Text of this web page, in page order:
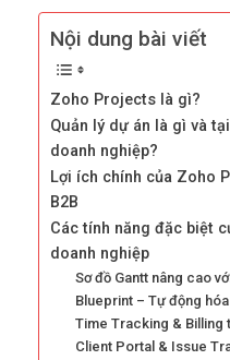
Nội dung bài viết
Zoho Projects là gì?
Quản lý dự án là gì và
doanh nghiệp?
Lợi ích chính của Zoho
B2B
Các tính năng đặc biệt
doanh nghiệp
Sơ đồ Gantt nâng cao
Blueprint – Tự động
Time Tracking & Billing
Client Portal & Issue